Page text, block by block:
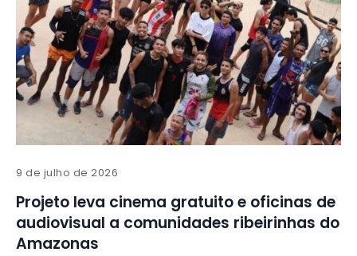
9 de julho de 2026
Projeto leva cinema gratuito e oficinas de
audiovisual a comunidades ribeirinhas do
Amazonas